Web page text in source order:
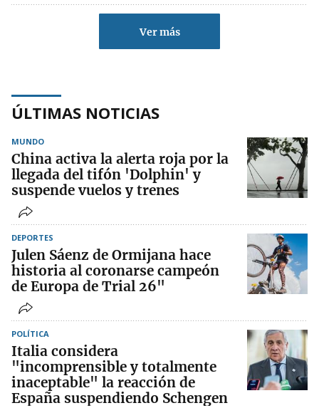
Ver más
ÚLTIMAS NOTICIAS
MUNDO
China activa la alerta roja por la
llegada del tifón 'Dolphin' y
suspende vuelos y trenes
DEPORTES
Julen Sáenz de Ormijana hace
historia al coronarse campeón
de Europa de Trial 26"
POLÍTICA
Italia considera
"incomprensible y totalmente
inaceptable" la reacción de
España suspendiendo Schengen